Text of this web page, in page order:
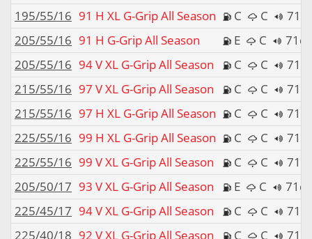
195/55/16 91 H XL G-Grip All Season C C
205/55/16 91 H G-Grip All Season E C
205/55/16 94 V XL G-Grip All Season C C
215/55/16 97 V XL G-Grip All Season C C
215/55/16 97 H XL G-Grip All Season C C
225/55/16 99 H XL G-Grip All Season C C
225/55/16 99 V XL G-Grip All Season C C
205/50/17 93 V XL G-Grip All Season E C
225/45/17 94 V XL G-Grip All Season C C
225/40/18 92 V XL G-Grip All Season C C